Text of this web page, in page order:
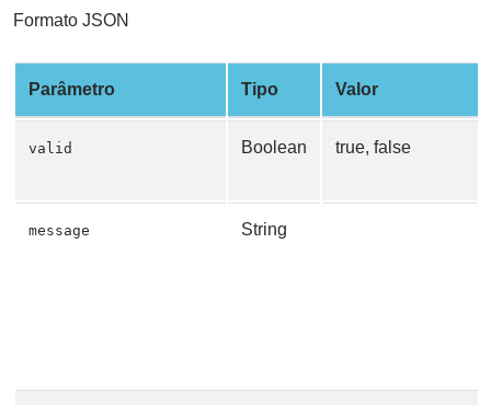
Formato JSON
Parâmetro Tipo Valor
valid Boolean true, false
message String